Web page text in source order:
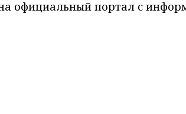
официальный портал с